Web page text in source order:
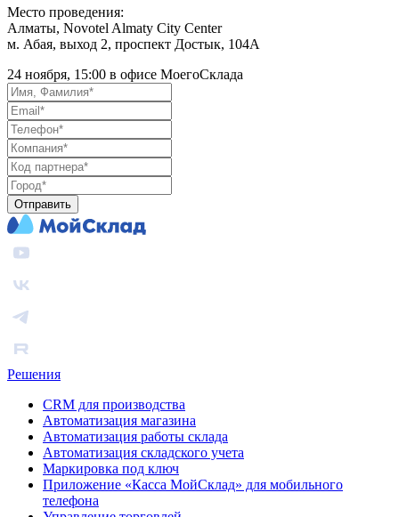
Место проведения:
Алматы, Novotel Almaty City Center
м. Абая, выход 2, проспект Достык, 104А
24 ноября, 15:00 в офисе МоегоСклада
Отправить
Решения
CRM для производства
Автоматизация магазина
Автоматизация работы склада
Автоматизация складского учета
Маркировка под ключ
Приложение «Касса МойСклад» для мобильного
телефона